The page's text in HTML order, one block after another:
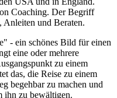
Coaching. Der Begriff
Anleiten und Beraten.
- ein schönes Bild für einen
eine oder mehrere
zu einem
das, die Reise zu einem
begehbar zu machen und
ihn zu bewältigen.